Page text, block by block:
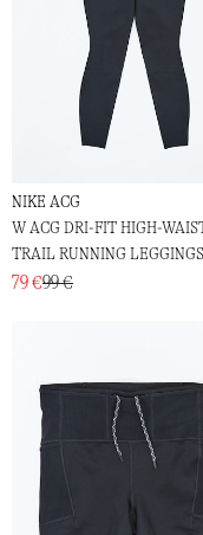
NIKE ACG
W ACG DRI-FIT HIGH-
TRAIL RUNNING LEGGINGS
79 €99 €